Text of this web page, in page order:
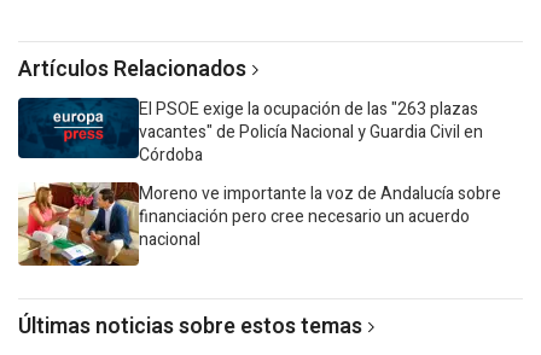
Artículos Relacionados
El PSOE exige la ocupación de las "263 plazas
vacantes" de Policía Nacional y Guardia Civil en
Córdoba
Moreno ve importante la voz de Andalucía sobre
financiación pero cree necesario un acuerdo
nacional
Últimas noticias sobre estos temas